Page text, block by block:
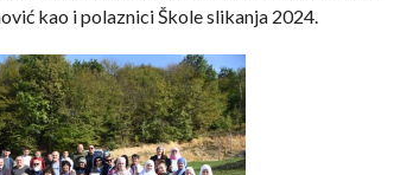
kao i polaznici Škole slikanja 2024.